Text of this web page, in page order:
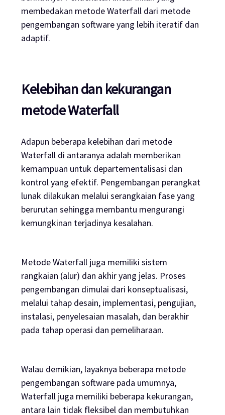
membedakan metode Waterfall dari metode
pengembangansoftwareyang lebih iteratif dan
adaptif.
Kelebihan dan kekurangan
metode Waterfall
Adapun beberapa kelebihan dari metode
Waterfall di antaranya adalah memberikan
kemampuan untuk departementalisasi dan
kontrol yang efektif. Pengembangan perangkat
lunak dilakukan melalui serangkaian fase yang
berurutan sehingga membantu mengurangi
kemungkinan terjadinya kesalahan.
Metode Waterfall juga memiliki sistem
rangkaian (alur) dan akhir yang jelas. Proses
pengembangan dimulai dari konseptualisasi,
melalui tahap desain, implementasi, pengujian,
instalasi, penyelesaian masalah, dan berakhir
pada tahap operasi dan pemeliharaan.
Walau demikian, layaknya beberapa metode
pengembangansoftware pada umumnya,
Waterfall juga memiliki beberapa kekurangan,
antara lain tidak fleksibel dan membutuhkan